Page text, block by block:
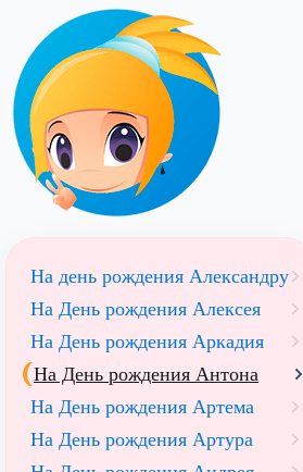
На день рождения Александру
На День рождения Алексея
На День рождения Аркадия
На День рождения Антона
На День рождения Артема
На День рождения Артура